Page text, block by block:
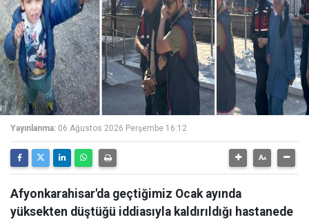
Yayınlanma: 06 Ağustos 2026 Perşembe 16:12
Afyonkarahisar'da geçtiğimiz Ocak ayında
yüksekten düştüğü iddiasıyla kaldırıldığı hastanede